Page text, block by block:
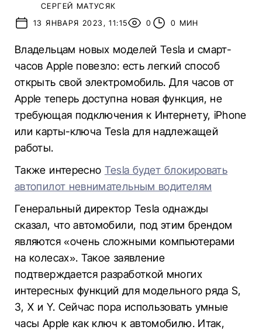
СЕРГЕЙ МАТУСЯК
13 ЯНВАРЯ 2023, 11:15
0 0 МИН
Владельцам новых моделей Tesla и смарт-
часов Apple повезло: есть легкий способ
открыть свой электромобиль. Для часов от
Apple теперь доступна новая функция, не
требующая подключения к Интернету, iPhone
или карты-ключа Tesla для надлежащей
работы.
Также интересно Tesla будет блокировать
автопилот невнимательным водителям
Генеральный директор Tesla однажды
сказал, что автомобили, под этим брендом
являются «очень сложными компьютерами
на колесах». Такое заявление
подтверждается разработкой многих
интересных функций для модельного ряда S,
3, X и Y. Сейчас пора использовать умные
часы Apple как ключ к автомобилю. Итак,